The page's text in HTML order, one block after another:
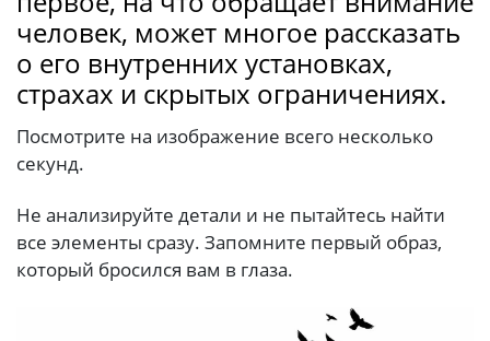
человек, может многое рассказать
о его внутренних установках,
страхах и скрытых ограничениях.
Посмотрите на изображение всего несколько
секунд.
Не анализируйте детали и не пытайтесь найти
все элементы сразу. Запомните первый образ,
который бросился вам в глаза.